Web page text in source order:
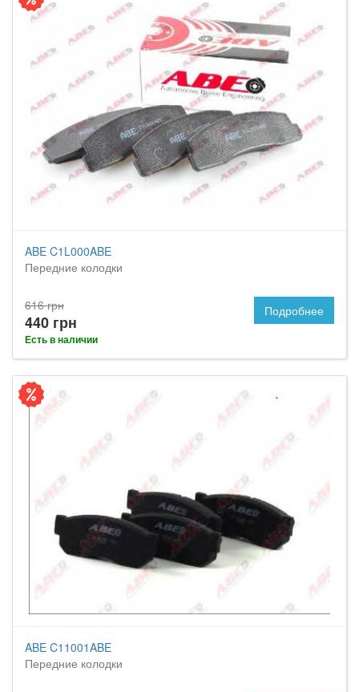
ABE C1L000ABE
Передние колодки
616 грн
440 грн
Есть в наличии
Подробнее
ABE C11001ABE
Передние колодки